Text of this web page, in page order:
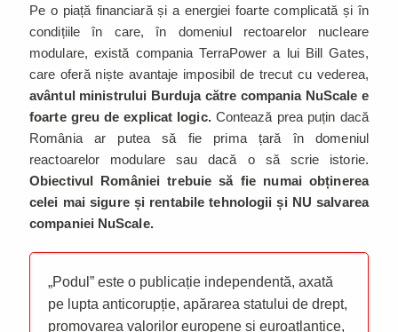
Pe o piață financiară și a energiei foarte complicată și în
condițiile în care, în domeniul rectoarelor nucleare
modulare, există compania TerraPower a lui Bill Gates,
care oferă niște avantaje imposibil de trecut cu vederea,
avântul ministrului Burduja către compania NuScale e
foarte greu de explicat logic.Contează prea puțin dacă
România ar putea să fie prima țară în domeniul
reactoarelor modulare sau dacă o să scrie istorie.
Obiectivul României trebuie să fie numai obținerea
celei mai sigure și rentabile tehnologii și NU salvarea
companiei NuScale.
„Podul” este o publicație independentă, axată
pe lupta anticorupție, apărarea statului de drept,
promovarea valorilor europene și euroatlantice,